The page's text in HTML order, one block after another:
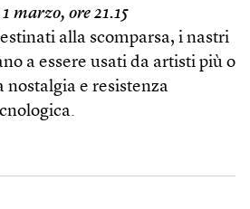
marzo, ore 21.15
alla scomparsa, i nastri
a essere usati da artisti più o
e resistenza